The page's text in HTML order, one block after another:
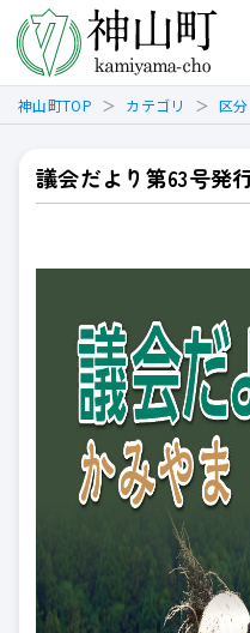
神山町TOP カテゴリ 区分
議会だより第63号発